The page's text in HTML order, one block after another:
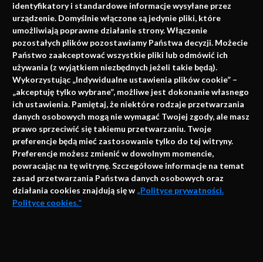
identyfikatory i standardowe informacje wysyłane przez
urządzenie. Domyślnie włączone są jedynie pliki, które
umożliwiają poprawne działanie strony. Włączenie
pozostałych plików pozostawiamy Państwa decyzji. Możecie
Państwo zaakceptować wszystkie pliki lub odmówić ich
używania (z wyjątkiem niezbędnych jeżeli takie będą).
Wykorzystując „Indywidualne ustawienia plików cookie” –
„akceptuję tylko wybrane”, możliwe jest dokonanie własnego
ich ustawienia. Pamiętaj, że niektóre rodzaje przetwarzania
danych osobowych mogą nie wymagać Twojej zgody, ale masz
prawo sprzeciwić się takiemu przetwarzaniu. Twoje
preferencje będą mieć zastosowanie tylko do tej witryny.
Preferencje możesz zmienić w dowolnym momencie,
powracając na tę witrynę. Szczegółowe informacje na temat
zasad przetwarzania Państwa danych osobowych oraz
działania cookies znajdują się w „Polityce prywatności.
Polityce cookies.”
Napisz do nas
info@faktymedyczne.pl
ul. Towarowa 2
43-460 Wisła
Redakcja medyczna:
ul. Wolności 338b